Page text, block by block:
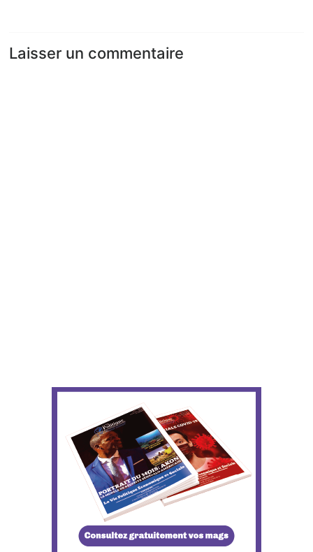
Laisser un commentaire